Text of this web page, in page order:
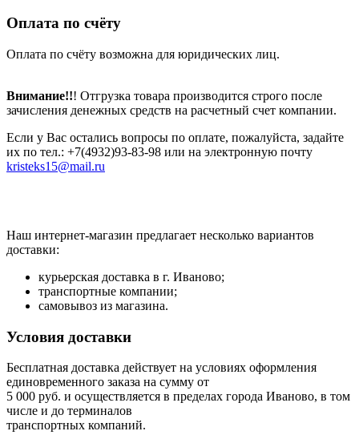
Оплата по счёту
Оплата по счёту возможна для юридических лиц.
Внимание!!! Отгрузка товара производится строго после
зачисления денежных средств на расчетный счет компании.
Если у Вас остались вопросы по оплате, пожалуйста, задайте
их по тел.: +7(4932)93-83-98 или на электронную почту
kristeks15@mail.ru
Наш интернет-магазин предлагает несколько вариантов
доставки:
курьерская доставка в г. Иваново;
транспортные компании;
самовывоз из магазина.
Условия доставки
Бесплатная доставка действует на условиях оформления
единовременного заказа на сумму от
5 000 руб. и осуществляется в пределах города Иваново, в том
числе и до терминалов
транспортных компаний.